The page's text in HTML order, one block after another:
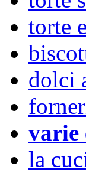
torte
dolci
varie
la